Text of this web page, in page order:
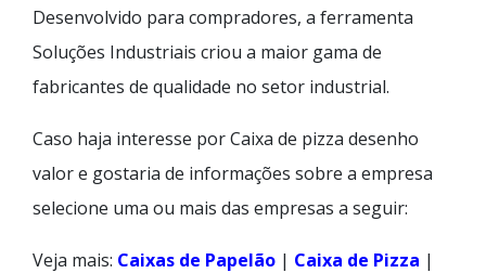
Desenvolvido para compradores, a ferramenta
Soluções Industriais criou a maior gama de
fabricantes de qualidade no setor industrial.
Caso haja interesse por Caixa de pizza desenho
valor e gostaria de informações sobre a empresa
selecione uma ou mais das empresas a seguir:
Veja mais: Caixas de Papelão | Caixa de Pizza |